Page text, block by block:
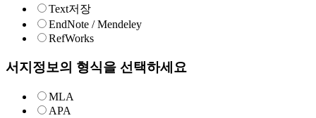
Text저장
EndNote / Mendeley
RefWorks
서지정보의 형식을 선택하세요
MLA
APA